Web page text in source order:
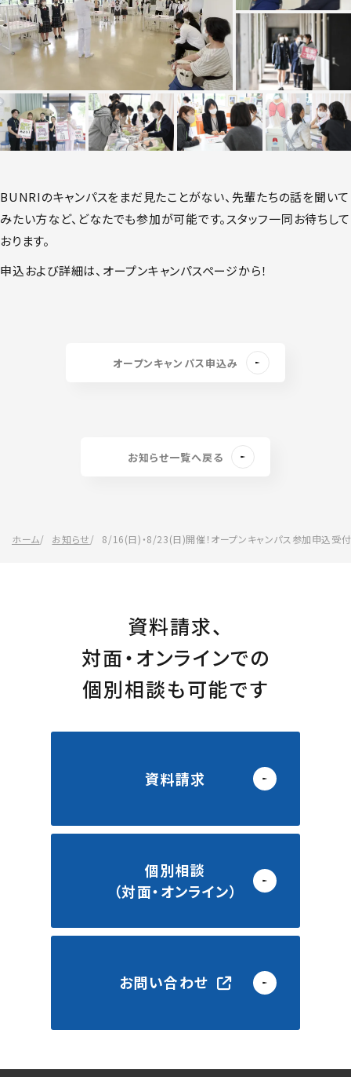
BUNRIのキャンパスをまだ見たことがない、先輩たちの話を聞いて
みたい方など、どなたでも参加が可能です。スタッフ一同お待ちして
おります。
申込および詳細は、オープンキャンパスページから！
オープンキャンパス申込み
お知らせ一覧へ戻る
ホーム お知らせ 8/16(日)・8/23(日)開催！オープンキャンパス参加申込受付
資料請求、
対面・オンラインでの
個別相談も可能です
資料請求
個別相談
（対面・オンライン）
お問い合わせ